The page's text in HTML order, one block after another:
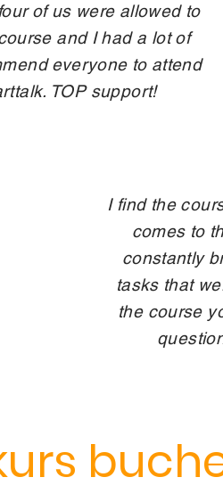
of us were allowed to
and I had a lot of
everyone to attend
TOP support!
I find the
comes to
constantly
tasks that
the course